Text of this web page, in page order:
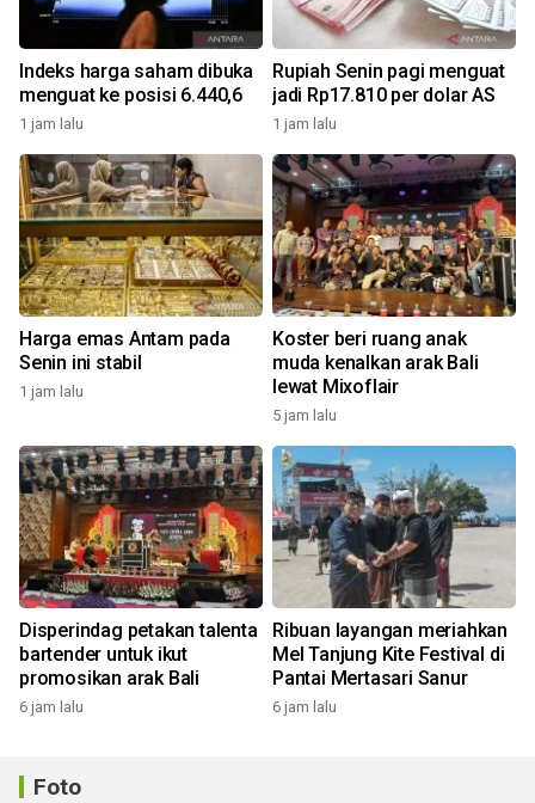
Indeks harga saham dibuka
menguat ke posisi 6.440,6
1 jam lalu
Rupiah Senin pagi menguat
jadi Rp17.810 per dolar AS
1 jam lalu
Harga emas Antam pada
Senin ini stabil
1 jam lalu
Koster beri ruang anak
muda kenalkan arak Bali
lewat Mixoflair
5 jam lalu
Disperindag petakan talenta
bartender untuk ikut
promosikan arak Bali
6 jam lalu
Ribuan layangan meriahkan
Mel Tanjung Kite Festival di
Pantai Mertasari Sanur
6 jam lalu
Foto